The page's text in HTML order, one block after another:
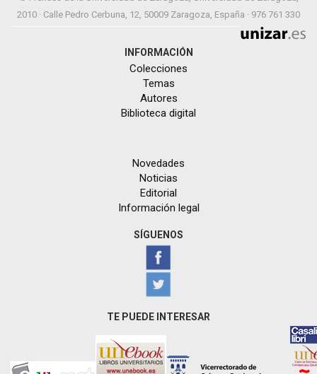
2010 · Calle Pedro Cerbuna, 12, 50009 Zaragoza, España · 976 761 330
INFORMACIÓN
Colecciones
Temas
Autores
Biblioteca digital
Novedades
Noticias
Editorial
Información legal
SÍGUENOS
TE PUEDE INTERESAR